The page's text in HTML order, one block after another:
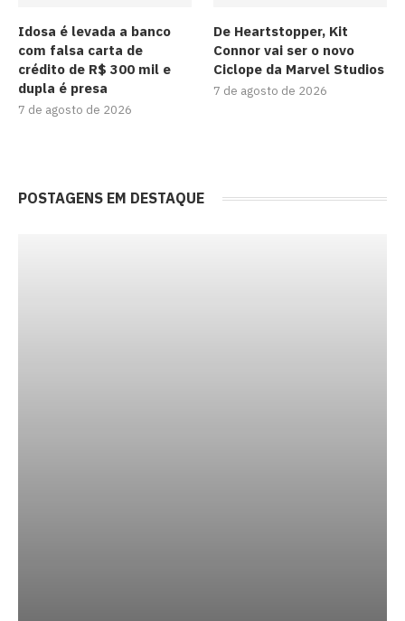
Idosa é levada a banco
com falsa carta de
crédito de R$ 300 mil e
dupla é presa
7 de agosto de 2026
De Heartstopper, Kit
Connor vai ser o novo
Ciclope da Marvel Studios
7 de agosto de 2026
POSTAGENS EM DESTAQUE